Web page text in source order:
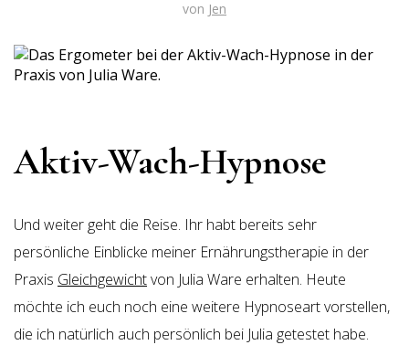
von Jen
Aktiv-Wach-Hypnose
Und weiter geht die Reise. Ihr habt bereits sehr
persönliche Einblicke meiner Ernährungstherapie in der
Praxis Gleichgewichtvon Julia Ware erhalten. Heute
möchte ich euch noch eine weitere Hypnoseart vorstellen,
die ich natürlich auch persönlich bei Julia getestet habe.